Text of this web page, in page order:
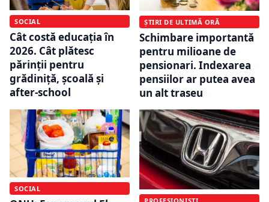
SOCIAL
Cât costă educația în
2026. Cât plătesc
părinții pentru
grădiniță, școală și
after-school
ȘTIRI DE ULTIMĂ ORĂ
Schimbare importantă
pentru milioane de
pensionari. Indexarea
pensiilor ar putea avea
un alt traseu
SOCIAL